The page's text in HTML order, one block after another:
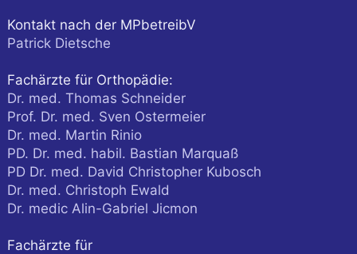
Kontakt nach der MPbetreibV
Patrick Dietsche
Fachärzte für Orthopädie:
Dr. med. Thomas Schneider
Prof. Dr. med. Sven Ostermeier
Dr. med. Martin Rinio
PD. Dr. med. habil. Bastian Marquaß
PD Dr. med. David Christopher Kubosch
Dr. med. Christoph Ewald
Dr. medic Alin-Gabriel Jicmon
Fachärzte für